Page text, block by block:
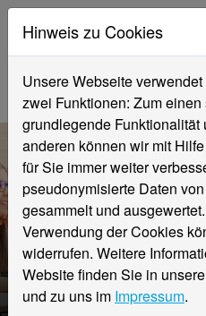
Infos für
am Fachbereich
FB 06
Hinweis zu Cookies
Unsere Webseite
zwei Funktionen: Zum
grundlegende Funktionalität
anderen können wir mit
für Sie immer weiter
pseudonymisierte Daten
gesammelt und
Verwendung der Cookies
widerrufen. Weitere
Website finden Sie in
und zu uns im Impressum.